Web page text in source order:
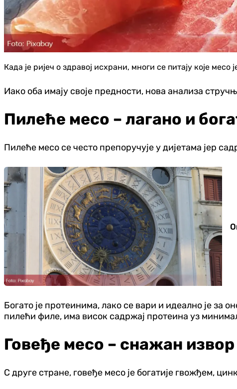
Када је ријеч о здравој исхрани, многи се питају које
Иако оба имају своје предности, нова анализа
Пилеће месо – лагано и
Пилеће месо се често препоручује у дијетама јер
Богато је протеинима, лако се вари и идеално је за
пилећи филе, има висок садржај протеина уз
Говеђе месо – снажан
С друге стране, говеђе месо је богатије гвожђем,